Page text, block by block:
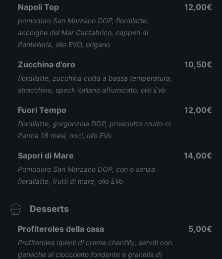
Napoli Top
pomodoro San Marzano DOP, fiordilatte,
acciughe del Mar Cantabrico, capperi di
Pantelleria, olio EVO, origano
12,00€
Zucchina d'oro
fiordilatte, zucchina cotta a bassa temperatura,
stracchino, speck italiano affumicato, olio EVo
10,50€
Fuori Tempo
fiordilatte, gorgonzola DOP, prosciutto crudo ci
Parma 18 mesi, noci, olio EVo
12,00€
Sapori di Mare
Pomodoro San Marzano DOP, con o senza
fiordilatte, frutti di mare, olio EVo
14,00€
Desserts
Profiteroles della casa
Profiteroles ripieni di crema chantilly, serviti con
ganache al cioccolato fondente e granella di
5,00€